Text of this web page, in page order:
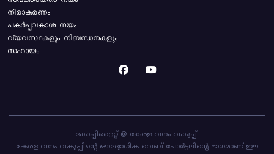
നിരാകരണം
പകർപ്പവകാശ നയം
വ്യവസ്ഥകളും നിബന്ധനകളും
സഹായം
കോപ്പിറൈറ്റ് @ കേരള വനം വകുപ്പ്.
കേരള വനം വകുപ്പിന്റെ ഔദ്യോഗിക വെബ്-പോർട്ടലിന്റെ ഭാഗമാണ് ഈ